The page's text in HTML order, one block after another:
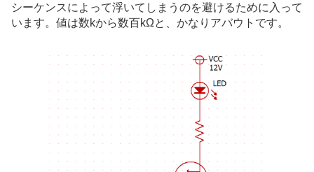
シーケンスによって浮いてしまうのを避けるために入って
います。値は数kから数百kΩと、かなりアバウトです。